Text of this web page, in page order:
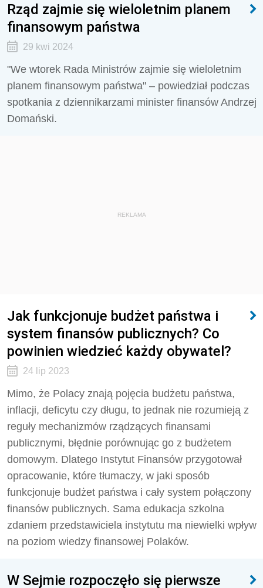
Rząd zajmie się wieloletnim planem
finansowym państwa
29 kwi 2024
"We wtorek Rada Ministrów zajmie się wieloletnim
planem finansowym państwa" – powiedział podczas
spotkania z dziennikarzami minister finansów Andrzej
Domański.
REKLAMA
Jak funkcjonuje budżet państwa i
system finansów publicznych? Co
powinien wiedzieć każdy obywatel?
24 lip 2023
Mimo, że Polacy znają pojęcia budżetu państwa,
inflacji, deficytu czy długu, to jednak nie rozumieją z
reguły mechanizmów rządzących finansami
publicznymi, błędnie porównując go z budżetem
domowym. Dlatego Instytut Finansów przygotował
opracowanie, które tłumaczy, w jaki sposób
funkcjonuje budżet państwa i cały system połączony
finansów publicznych. Sama edukacja szkolna
zdaniem przedstawiciela instytutu ma niewielki wpływ
na poziom wiedzy finansowej Polaków.
W Sejmie rozpoczęło się pierwsze